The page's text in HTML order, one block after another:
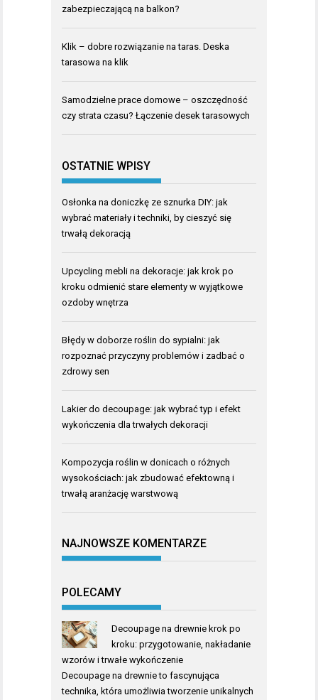
zabezpieczającą na balkon?
Klik – dobre rozwiązanie na taras. Deska
tarasowa na klik
Samodzielne prace domowe – oszczędność
czy strata czasu? Łączenie desek tarasowych
OSTATNIE WPISY
Osłonka na doniczkę ze sznurka DIY: jak
wybrać materiały i techniki, by cieszyć się
trwałą dekoracją
Upcycling mebli na dekoracje: jak krok po
kroku odmienić stare elementy w wyjątkowe
ozdoby wnętrza
Błędy w doborze roślin do sypialni: jak
rozpoznać przyczyny problemów i zadbać o
zdrowy sen
Lakier do decoupage: jak wybrać typ i efekt
wykończenia dla trwałych dekoracji
Kompozycja roślin w donicach o różnych
wysokościach: jak zbudować efektowną i
trwałą aranżację warstwową
NAJNOWSZE KOMENTARZE
POLECAMY
Decoupage na drewnie krok po
kroku: przygotowanie, nakładanie
wzorów i trwałe wykończenie
Decoupage na drewnie to fascynująca
technika, która umożliwia tworzenie unikalnych